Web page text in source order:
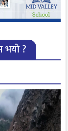
भयो ?